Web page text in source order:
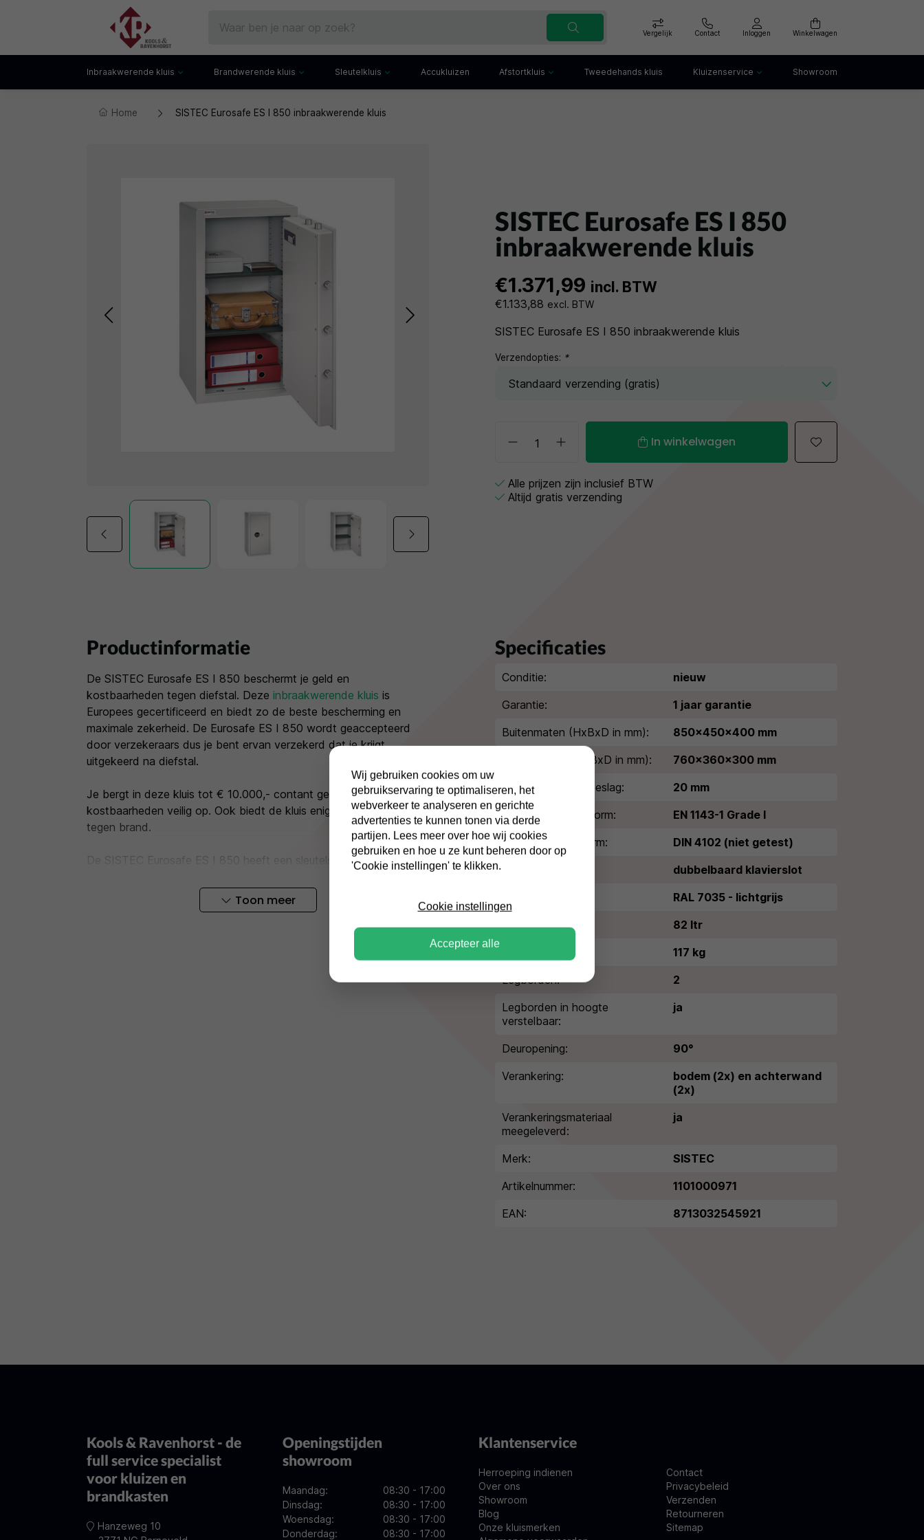
Vergelijk Contact Inloggen Winkelwagen
Inbraakwerende kluis
Gecertificeerde kluis
Brandwerende kluis
Documentenkluis
Sleutelkluis
Inbraakwerende sleutelkluis
Accukluizen Afstortkluis Tweedehands kluis Kluizenservice Showroom
Home SISTEC Eurosafe ES I 850 inbraakwerende kluis
SISTEC Eurosafe ES I 850
inbraakwerende kluis
€1.371,99 incl. BTW
€1.133,88 excl. BTW
SISTEC Eurosafe ES I 850 inbraakwerende kluis
Verzendopties: *
In winkelwagen
Alle prijzen zijn inclusief BTW
Altijd gratis verzending
Productinformatie
De SISTEC Eurosafe ES I 850 beschermt je geld en
kostbaarheden tegen diefstal. Deze inbraakwerende kluis is
Europees gecertificeerd en biedt zo de beste bescherming en
maximale zekerheid. De Eurosafe ES I 850 wordt geaccepteerd
door verzekeraars dus je bent ervan verzekerd dat je krijgt
uitgekeerd na diefstal.
Je bergt in deze kluis tot € 10.000,- contant geld of € 20.000,-
kostbaarheden veilig op. Ook biedt de kluis enige bescherming
tegen brand.
De SISTEC Eurosafe ES I 850 heeft een sleutelslot en je krijgt
elektronische codeslot? Met de
SISTEC Eurosafe ES I 850 elo
je een mastercode en gebruikerscode programmeren en een
Toon meer
Specificaties
Conditie:
nieuw
Garantie:
1 jaar garantie
Buitenmaten (HxBxD in mm):
850x450x400 mm
Binnenmaten (HxBxD in mm):
760x360x300 mm
Extra diepte kluisbeslag:
20 mm
Inbraakwerende norm:
EN 1143-1 Grade I
Brandwerende norm:
DIN 4102 (niet getest)
dubbelbaard klavierslot
RAL 7035 - lichtgrijs
Volume:
82 ltr
117 kg
Legborden:
2
Legborden in hoogte
verstelbaar:
ja
Deuropening:
90°
Verankering:
bodem (2x) en achterwand
(2x)
Verankeringsmateriaal
meegeleverd:
ja
Merk:
SISTEC
Artikelnummer:
1101000971
EAN:
8713032545921
Kools & Ravenhorst - de
full service specialist
voor kluizen en
brandkasten
Hanzeweg 10
Openingstijden
showroom
Maandag:
08:30 - 17:00
Dinsdag:
08:30 - 17:00
Woensdag:
08:30 - 17:00
Donderdag:
08:30 - 17:00
Klantenservice
Herroeping indienen
Over ons
Showroom
Blog
Onze kluismerken
Contact
Privacybeleid
Verzenden
Retourneren
Sitemap
Wij gebruiken cookies om uw
gebruikservaring te optimaliseren, het
webverkeer te analyseren en gerichte
advertenties te kunnen tonen via derde
partijen. Lees meer over hoe wij cookies
gebruiken en hoe u ze kunt beheren door op
'Cookie instellingen' te klikken.
Cookie instellingen
Accepteer alle